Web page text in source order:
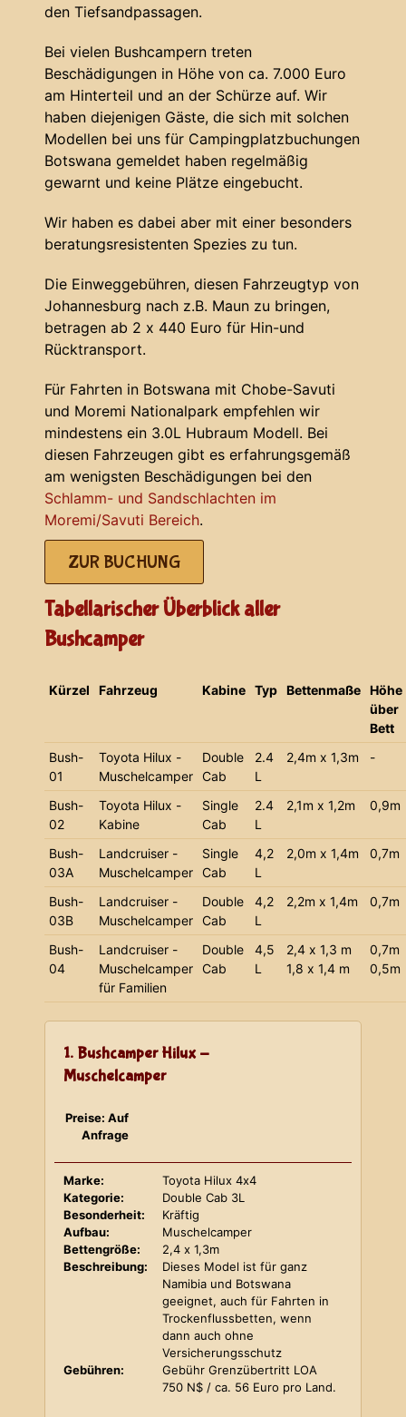
den Tiefsandpassagen.
Bei vielen Bushcampern treten
Beschädigungen in Höhe von ca. 7.000 Euro
am Hinterteil und an der Schürze auf. Wir
haben diejenigen Gäste, die sich mit solchen
Modellen bei uns für Campingplatzbuchungen
Botswana gemeldet haben regelmäßig
gewarnt und keine Plätze eingebucht.
Wir haben es dabei aber mit einer besonders
beratungsresistenten Spezies zu tun.
Die Einweggebühren, diesen Fahrzeugtyp von
Johannesburg nach z.B. Maun zu bringen,
betragen ab 2 x 440 Euro für Hin-und
Rücktransport.
Für Fahrten in Botswana mit Chobe-Savuti
und Moremi Nationalpark empfehlen wir
mindestens ein 3.0L Hubraum Modell. Bei
diesen Fahrzeugen gibt es erfahrungsgemäß
am wenigsten Beschädigungen bei den
Schlamm- und Sandschlachten im
Moremi/Savuti Bereich.
ZUR BUCHUNG
Tabellarischer Überblick aller
Bushcamper
Kürzel Fahrzeug Kabine Typ Bettenmaße Höhe
über
Bett
Bush-
01
Toyota Hilux -
Muschelcamper
Double
Cab
2.4
L
2,4m x 1,3m -
Bush-
02
Toyota Hilux -
Kabine
Single
Cab
2.4
L
2,1m x 1,2m 0,9m
Bush-
03A
Landcruiser -
Muschelcamper
Single
Cab
4,2
L
2,0m x 1,4m 0,7m
Bush-
03B
Landcruiser -
Muschelcamper
Double
Cab
4,2
L
2,2m x 1,4m 0,7m
Bush-
04
Landcruiser -
Muschelcamper
für Familien
Double
Cab
4,5
L
2,4 x 1,3 m
1,8 x 1,4 m
0,7m
0,5m
1. Bushcamper Hilux -
Muschelcamper
Preise: Auf
Anfrage
Marke:
Toyota Hilux 4x4
Kategorie:
Double Cab 3L
Besonderheit:
Kräftig
Aufbau:
Muschelcamper
Bettengröße:
2,4 x 1,3m
Beschreibung:
Dieses Model ist für ganz
Namibia und Botswana
geeignet, auch für Fahrten in
Trockenflussbetten, wenn
dann auch ohne
Versicherungsschutz
Gebühren:
Gebühr Grenzübertritt LOA
750 N$ / ca. 56 Euro pro Land.